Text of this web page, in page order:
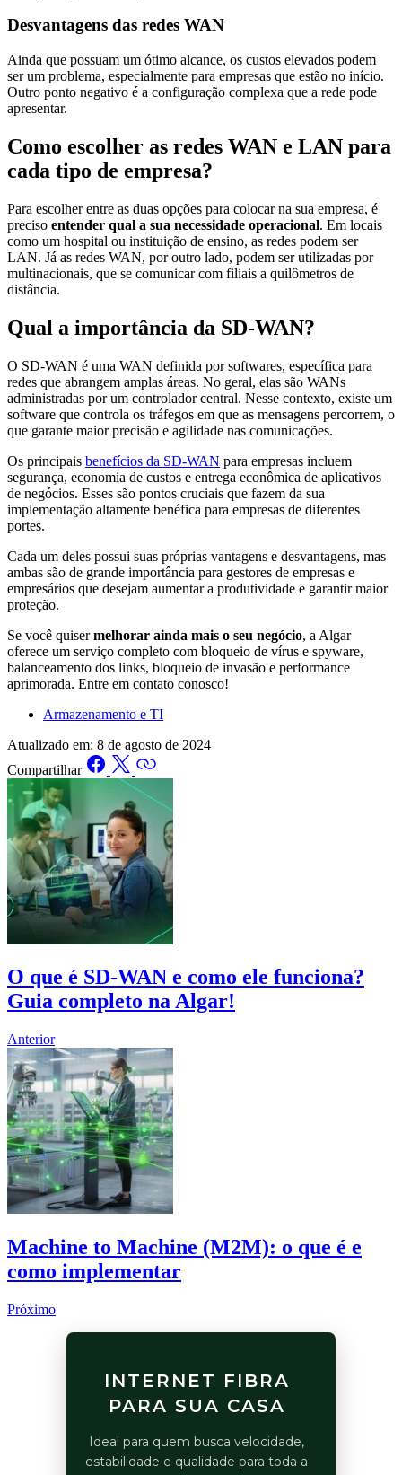
Desvantagens das redes WAN
Ainda que possuam um ótimo alcance, os custos elevados podem
ser um problema, especialmente para empresas que estão no início.
Outro ponto negativo é a configuração complexa que a rede pode
apresentar.
Como escolher as redes WAN e LAN para
cada tipo de empresa?
Para escolher entre as duas opções para colocar na sua empresa, é
preciso entender qual a sua necessidade operacional. Em locais
como um hospital ou instituição de ensino, as redes podem ser
LAN. Já as redes WAN, por outro lado, podem ser utilizadas por
multinacionais, que se comunicar com filiais a quilômetros de
distância.
Qual a importância da SD-WAN?
O SD-WAN é uma WAN definida por softwares, específica para
redes que abrangem amplas áreas. No geral, elas são WANs
administradas por um controlador central. Nesse contexto, existe um
software que controla os tráfegos em que as mensagens percorrem, o
que garante maior precisão e agilidade nas comunicações.
Os principais benefícios da SD-WAN para empresas incluem
segurança, economia de custos e entrega econômica de aplicativos
de negócios. Esses são pontos cruciais que fazem da sua
implementação altamente benéfica para empresas de diferentes
portes.
Cada um deles possui suas próprias vantagens e desvantagens, mas
ambas são de grande importância para gestores de empresas e
empresários que desejam aumentar a produtividade e garantir maior
proteção.
Se você quisermelhorar ainda mais o seu negócio, a Algar
oferece um serviço completo com bloqueio de vírus e spyware,
balanceamento dos links, bloqueio de invasão e performance
aprimorada. Entre em contato conosco!
Armazenamento e TI
Atualizado em: 8 de agosto de 2024
Compartilhar
O que é SD-WAN e como ele funciona?
Guia completo na Algar!
Anterior
Machine to Machine (M2M): o que é e
como implementar
Próximo
INTERNET FIBRA
PARA SUA CASA
Ideal para quem busca velocidade,
estabilidade e qualidade para toda a